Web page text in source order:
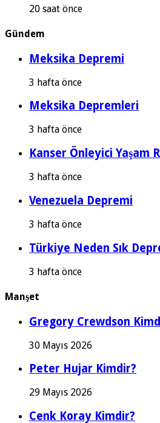
20 saat önce
Gündem
Meksika Depremi
3 hafta önce
Meksika Depremleri
3 hafta önce
Kanser Önleyici Yaşam
3 hafta önce
Venezuela Depremi
3 hafta önce
Türkiye Neden Sık
3 hafta önce
Manşet
Gregory Crewdson
30 Mayıs 2026
Peter Hujar Kimdir?
29 Mayıs 2026
Cenk Koray Kimdir?